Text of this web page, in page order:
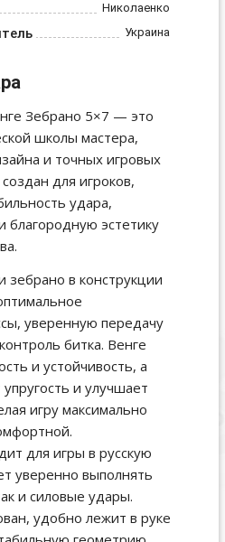
Николаенко
Украина
Зебрано 5×7 — это
школы мастера,
и точных игровых
для игроков,
удара,
благородную эстетику
зебрано в конструкции
уверенную передачу
битка. Венге
и устойчивость, а
и улучшает
игру максимально
для игры в русскую
уверенно выполнять
и силовые удары.
удобно лежит в руке